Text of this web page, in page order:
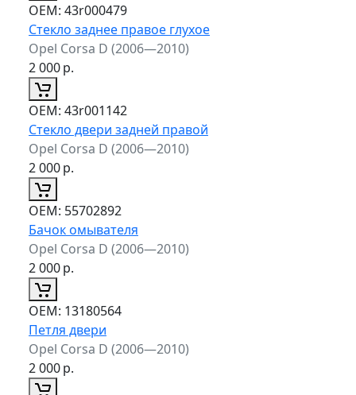
ОЕМ: 43r000479
Стекло заднее правое глухое
Opel Corsa D (2006—2010)
2 000р.
ОЕМ: 43r001142
Стекло двери задней правой
Opel Corsa D (2006—2010)
2 000р.
ОЕМ: 55702892
Бачок омывателя
Opel Corsa D (2006—2010)
2 000р.
ОЕМ: 13180564
Петля двери
Opel Corsa D (2006—2010)
2 000р.